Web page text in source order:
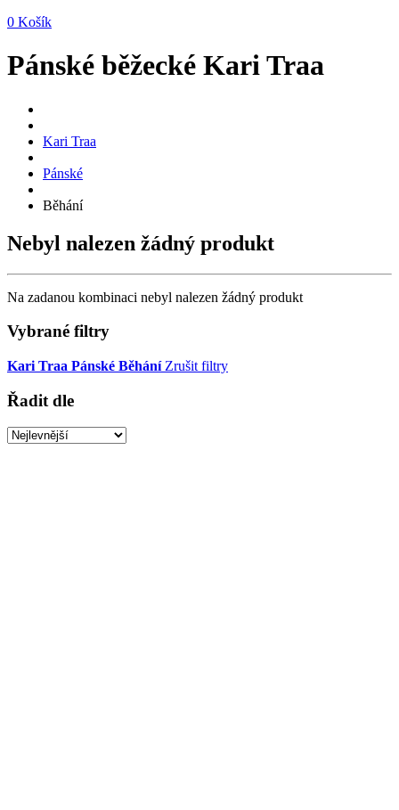
0 Košík
Pánské běžecké Kari Traa
Kari Traa
Pánské
Běhání
Nebyl nalezen žádný produkt
Na zadanou kombinaci nebyl nalezen žádný produkt
Vybrané filtry
Kari Traa Pánské Běhání Zrušit filtry
Řadit dle